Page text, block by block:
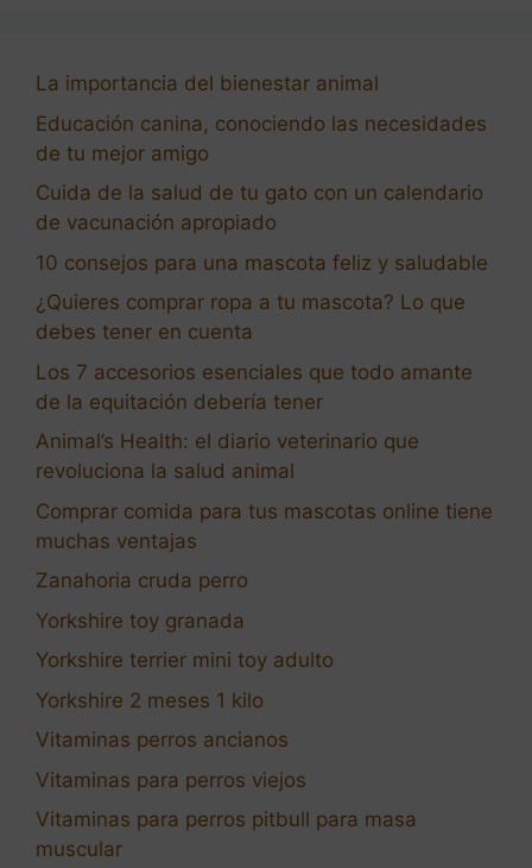
La importancia del bienestar animal
Educación canina, conociendo las necesidades
de tu mejor amigo
Cuida de la salud de tu gato con un calendario
de vacunación apropiado
10 consejos para una mascota feliz y saludable
¿Quieres comprar ropa a tu mascota? Lo que
debes tener en cuenta
Los 7 accesorios esenciales que todo amante
de la equitación debería tener
Animal’s Health: el diario veterinario que
revoluciona la salud animal
Comprar comida para tus mascotas online tiene
muchas ventajas
Zanahoria cruda perro
Yorkshire toy granada
Yorkshire terrier mini toy adulto
Yorkshire 2 meses 1 kilo
Vitaminas perros ancianos
Vitaminas para perros viejos
Vitaminas para perros pitbull para masa
muscular